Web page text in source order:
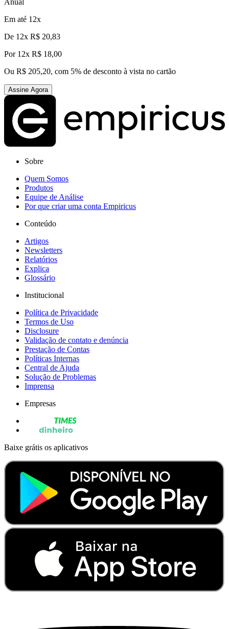
Em até 12x
De 12x R$ 20,83
Por 12x R$ 18,00
Ou R$ 205,20, com 5% de desconto à vista no cartão
Assine Agora
Sobre
Quem Somos
Produtos
Equipe de Análise
Por que criar uma conta Empiricus
Conteúdo
Artigos
Newsletters
Relatórios
Explica
Glossário
Institucional
Política de Privacidade
Termos de Uso
Disclosure
Validação de contato e denúncia
Prestação de Contas
Políticas Internas
Central de Ajuda
Solução de Problemas
Imprensa
Empresas
Baixe grátis os aplicativos